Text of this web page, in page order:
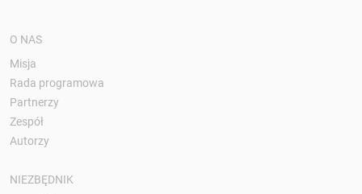
O NAS
Misja
Rada programowa
Partnerzy
Zespół
Autorzy
NIEZBĘDNIK